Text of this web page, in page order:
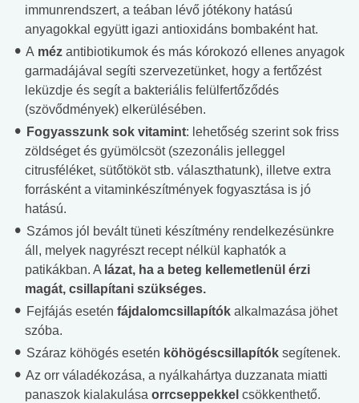
immunrendszert, a teában lévő jótékony hatású
anyagokkal együtt igazi antioxidáns bombaként hat.
A méz antibiotikumok és más kórokozó ellenes anyagok
garmadájával segíti szervezetünket, hogy a fertőzést
leküzdje és segít a bakteriális felülfertőződés
(szövődmények) elkerülésében.
Fogyasszunk sok vitamint: lehetőség szerint sok friss
zöldséget és gyümölcsöt (szezonális jelleggel
citrusféléket, sütőtököt stb. választhatunk), illetve extra
forrásként a vitaminkészítmények fogyasztása is jó
hatású.
Számos jól bevált tüneti készítmény rendelkezésünkre
áll, melyek nagyrészt recept nélkül kaphatók a
patikákban. A lázat, ha a beteg kellemetlenül érzi
magát, csillapítani szükséges.
Fejfájás esetén fájdalomcsillapítók alkalmazása jöhet
szóba.
Száraz köhögés esetén köhögéscsillapítók segítenek.
Az orr váladékozása, a nyálkahártya duzzanata miatti
panaszok kialakulása orrcseppekkel csökkenthető.